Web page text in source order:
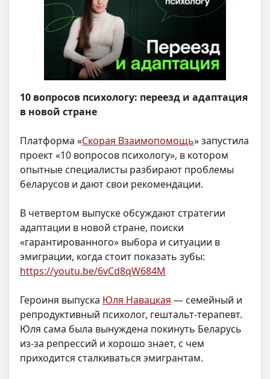
10 вопросов психологу: переезд и адаптация
в новой стране
Платформа «Скорая Взаимопомощь» запустила
проект «10 вопросов психологу», в котором
опытные специалисты разбирают проблемы
беларусов и дают свои рекомендации.
В четвертом выпуске обсуждают стратегии
адаптации в новой стране, поиски
«гарантированного» выбора и ситуации в
эмиграции, когда стоит показать зубы:
https://youtu.be/6vCd8qW684M
Героиня выпуска Юля Навацкая — семейный и
репродуктивный психолог, гештальт-терапевт.
Юля сама была вынуждена покинуть Беларусь
из-за репрессий и хорошо знает, с чем
приходится сталкиваться эмигрантам.